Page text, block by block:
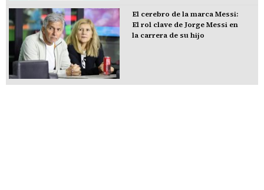
El cerebro de la marca Messi:
El rol clave de Jorge Messi en
la carrera de su hijo